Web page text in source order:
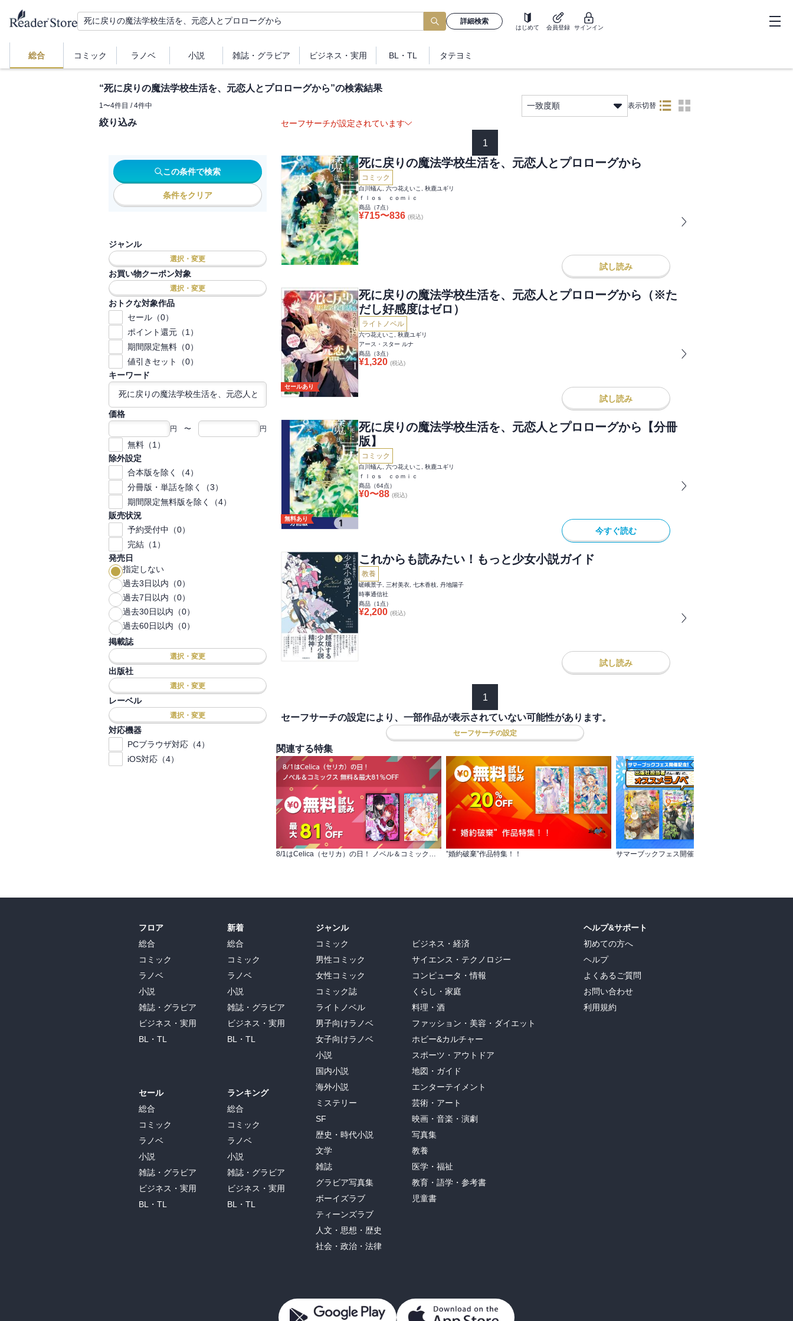
詳細検索
はじめて 会員登録 サインイン
総合 コミック ラノベ 小説 雑誌・ グラビア ビジネス ・実用 BL・TL タテヨミ
“死に戻りの魔法学校生活を、元恋人とプロローグから”の検索結果
1〜4件目 / 4件中 一致度順 表示切替
絞り込み
この条件で検索
条件をクリア
ジャンル
選択・変更
お買い物クーポン対象
選択・変更
おトクな対象作品
セール（0）
ポイント還元（1）
期間限定無料（0）
値引きセット（0）
キーワード
価格
円 〜 円
無料（1）
除外設定
合本版を除く（4）
分冊版・単話を除く（3）
期間限定無料版を除く（4）
販売状況
予約受付中（0）
完結（1）
発売日
指定しない
過去3日以内（0）
過去7日以内（0）
過去30日以内（0）
過去60日以内（0）
掲載誌
選択・変更
出版社
選択・変更
レーベル
選択・変更
対応機器
PCブラウザ対応（4）
iOS対応（4）
セーフサーチが設定されています
1
死に戻りの魔法学校生活を、元恋人とプロローグから
コミック
白川蟻ん, 六つ花えいこ, 秋鹿ユギリ
ｆｌｏｓ ｃｏｍｉｃ
商品（7点）
¥715〜836 (税込)
試し読み
セールあり
死に戻りの魔法学校生活を、元恋人とプロローグから（※た
だし好感度はゼロ）
ライトノベル
六つ花えいこ, 秋鹿ユギリ
アース・スター ルナ
商品（3点）
¥1,320 (税込)
試し読み
無料あり
死に戻りの魔法学校生活を、元恋人とプロローグから【分冊
版】
コミック
白川蟻ん, 六つ花えいこ, 秋鹿ユギリ
ｆｌｏｓ ｃｏｍｉｃ
商品（64点）
¥0〜88 (税込)
今すぐ読む
これからも読みたい！もっと少女小説ガイド
教養
嵯峨景子, 三村美衣, 七木香枝, 丹地陽子
時事通信社
商品（1 点）
¥2,200 (税込)
試し読み
1
セーフサーチの設定により、一部作品が表示されていない可能性があります。
セーフサーチの設定
関連する特集
8/1はCelica（セリカ）の日！ ノベル＆コミックス 無料＆最大81％OFF ”婚約破棄”作品特集！！
フロア
総合
コミック
ラノベ
小説
雑誌・グラビア
ビジネス・実用
BL・TL
セール
総合
コミック
ラノベ
小説
雑誌・グラビア
ビジネス・実用
BL・TL
新着
総合
コミック
ラノベ
小説
雑誌・グラビア
ビジネス・実用
BL・TL
ランキング
総合
コミック
ラノベ
小説
雑誌・グラビア
ビジネス・実用
BL・TL
ジャンル
コミック
男性コミック
女性コミック
コミック誌
ライトノベル
男子向けラノベ
女子向けラノベ
小説
国内小説
海外小説
ミステリー
SF
歴史・時代小説
文学
雑誌
グラビア写真集
ボーイズラブ
ティーンズラブ
人文・思想・歴史
社会・政治・法律
ビジネス・経済
サイエンス・テクノロジー
コンピュータ・情報
くらし・家庭
料理・酒
ファッション・美容・ダイエット
ホビー&カルチャー
スポーツ・アウトドア
地図・ガイド
エンターテイメント
芸術・アート
映画・音楽・演劇
写真集
教養
医学・福祉
教育・語学・参考書
児童書
ヘルプ&サポート
初めての方へ
ヘルプ
よくあるご質問
お問い合わせ
利用規約